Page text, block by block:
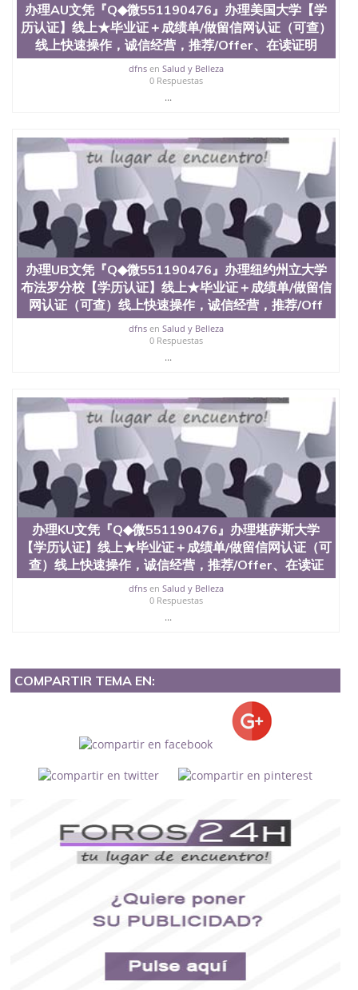
办理AU文凭『Q◆微551190476』办理美国大学【学
历认证】线上★毕业证＋成绩单/做留信网认证（可查）
线上快速操作，诚信经营，推荐/Offer、在读证明
dfnsen Salud y Belleza
0 Respuestas
...
办理UB文凭『Q◆微551190476』办理纽约州立大学
布法罗分校【学历认证】线上★毕业证＋成绩单/做留信
网认证（可查）线上快速操作，诚信经营，推荐/Off
dfnsen Salud y Belleza
0 Respuestas
...
办理KU文凭『Q◆微551190476』办理堪萨斯大学
【学历认证】线上★毕业证＋成绩单/做留信网认证（可
查）线上快速操作，诚信经营，推荐/Offer、在读证
dfnsen Salud y Belleza
0 Respuestas
...
COMPARTIR TEMA EN: